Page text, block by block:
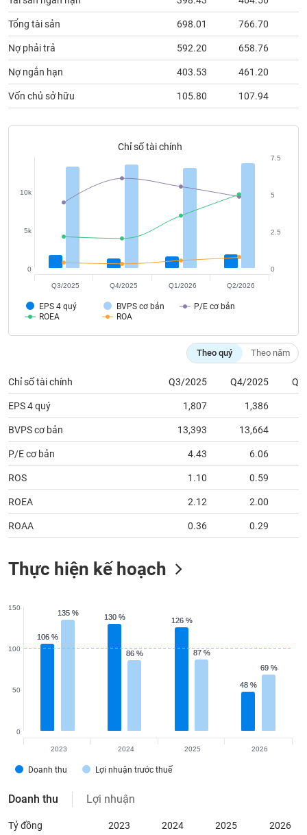
Tổng tài sản 698.01 766.70
Nợ phải trả 592.20 658.76
Nợ ngắn hạn 403.53 461.20
Vốn chủ sở hữu 105.80 107.94
Chỉ số tài chính
EPS 4 quý BVPS cơ bản
P/E cơ bản
ROEA
ROA
0
5k
10k
0
2.5
5
7.5
Q3/2025 Q4/2025 Q1/2026 Q2/2026
Theo quý Theo năm
Chỉ số tài chính Q3/2025 Q4/2025
EPS 4 quý 1,807 1,386
BVPS cơ bản 13,393 13,664
P/E cơ bản 4.43 6.06
ROS 1.10 0.59
ROEA 2.12 2.00
ROAA 0.36 0.29
Thực hiện kế hoạch
106 %
106 %
130 %
130 % 126 %
126 %
48 %
48 %
135 %
135 %
86 %
86 % 87 %
87 %
69 %
69 %
Doanh thu Lợi nhuận trước thuế
0
50
100
150
2023 2024 2025 2026
Doanh thu Lợi nhuận
Tỷ đồng 2023 2024 2025 2026
tư
thông
chính
Dữ
chính